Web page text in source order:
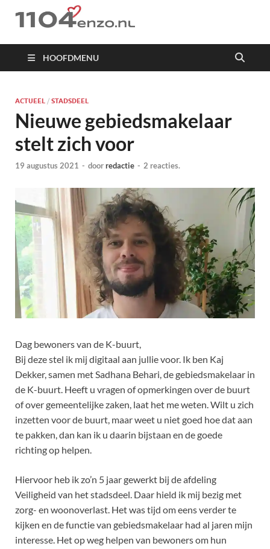
1104 en zo
HOOFDMENU
ACTUEEL / STADSDEEL
Nieuwe gebiedsmakelaar
stelt zich voor
19 augustus 2021 - doorredactie - 2 reacties.
Dag bewoners van de K-buurt,
Bij deze stel ik mij digitaal aan jullie voor. Ik ben Kaj
Dekker, samen met Sadhana Behari, de gebiedsmakelaar in
de K-buurt. Heeft u vragen of opmerkingen over de buurt
of over gemeentelijke zaken, laat het me weten. Wilt u zich
inzetten voor de buurt, maar weet u niet goed hoe dat aan
te pakken, dan kan ik u daarin bijstaan en de goede
richting op helpen.
Hiervoor heb ik zo’n 5 jaar gewerkt bij de afdeling
Veiligheid van het stadsdeel. Daar hield ik mij bezig met
zorg- en woonoverlast. Het was tijd om eens verder te
kijken en de functie van gebiedsmakelaar had al jaren mijn
interesse. Het op weg helpen van bewoners om hun